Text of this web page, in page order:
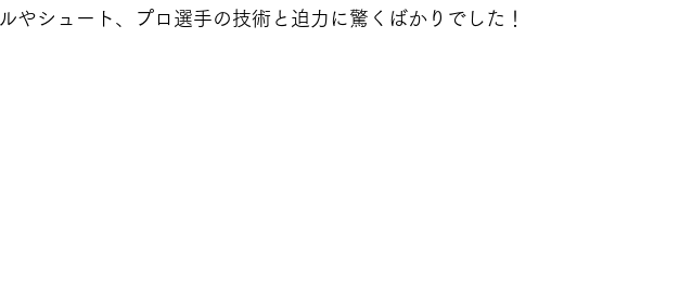
ルやシュート、プロ選手の技術と迫力に驚くばかりでした！